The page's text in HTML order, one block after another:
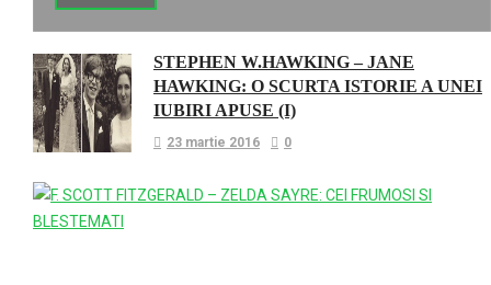
STEPHEN W.HAWKING – JANE
HAWKING: O SCURTA ISTORIE A UNEI
IUBIRI APUSE (I)
23 martie 2016 0